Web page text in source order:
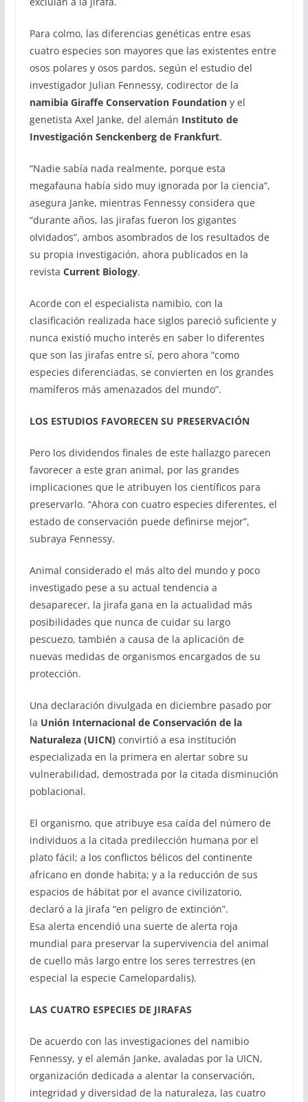
Para colmo, las diferencias genéticas entre esas
cuatro especies son mayores que las existentes entre
osos polares y osos pardos, según el estudio del
investigador Julian Fennessy, codirector de la
namibia Giraffe Conservation Foundationy el
genetista Axel Janke, del alemán Instituto de
Investigación Senckenberg de Frankfurt.
“Nadie sabía nada realmente, porque esta
megafauna había sido muy ignorada por la ciencia”,
asegura Janke, mientras Fennessy considera que
“durante años, las jirafas fueron los gigantes
olvidados”, ambos asombrados de los resultados de
su propia investigación, ahora publicados en la
revista Current Biology.
Acorde con el especialista namibio, con la
clasificación realizada hace siglos pareció suficiente y
nunca existió mucho interés en saber lo diferentes
que son las jirafas entre sí, pero ahora “como
especies diferenciadas, se convierten en los grandes
mamíferos más amenazados del mundo”.
LOS ESTUDIOS FAVORECEN SU PRESERVACIÓN
Pero los dividendos finales de este hallazgo parecen
favorecer a este gran animal, por las grandes
implicaciones que le atribuyen los científicos para
preservarlo. “Ahora con cuatro especies diferentes, el
estado de conservación puede definirse mejor”,
subraya Fennessy.
Animal considerado el más alto del mundo y poco
investigado pese a su actual tendencia a
desaparecer, la jirafa gana en la actualidad más
posibilidades que nunca de cuidar su largo
pescuezo, también a causa de la aplicación de
nuevas medidas de organismos encargados de su
protección.
Una declaración divulgada en diciembre pasado por
la Unión Internacional de Conservación de la
Naturaleza (UICN)convirtió a esa institución
especializada en la primera en alertar sobre su
vulnerabilidad, demostrada por la citada disminución
poblacional.
El organismo, que atribuye esa caída del número de
individuos a la citada predilección humana por el
plato fácil; a los conflictos bélicos del continente
africano en donde habita; y a la reducción de sus
espacios de hábitat por el avance civilizatorio,
declaró a la jirafa “en peligro de extinción”.
Esa alerta encendió una suerte de alerta roja
mundial para preservar la supervivencia del animal
de cuello más largo entre los seres terrestres (en
especial la especie Camelopardalis).
LAS CUATRO ESPECIES DE JIRAFAS
De acuerdo con las investigaciones del namibio
Fennessy, y el alemán Janke, avaladas por la UICN,
organización dedicada a alentar la conservación,
integridad y diversidad de la naturaleza, las cuatro